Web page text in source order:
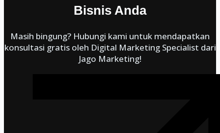
Bisnis Anda
Masih bingung? Hubungi kami untuk mendapatkan
konsultasi gratis oleh Digital Marketing Specialist dari
Jago Marketing!